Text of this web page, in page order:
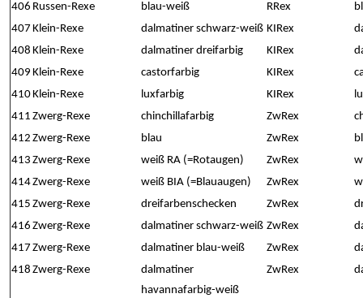
406 Russen-Rexe blau-weiß RRex
407 Klein-Rexe dalmatiner schwarz-weiß KIRex
408 Klein-Rexe dalmatiner dreifarbig KIRex
409 Klein-Rexe castorfarbig KIRex
410Klein-Rexe luxfarbig KIRex
411 Zwerg-Rexe chinchillafarbig ZwRex
412 Zwerg-Rexe blau ZwRex
413 Zwerg-Rexe weiß RA (=Rotaugen) ZwRex
414Zwerg-Rexe weiß BIA (=Blauaugen) ZwRex
415 Zwerg-Rexe dreifarbenschecken ZwRex
416 Zwerg-Rexe dalmatiner schwarz-weiß ZwRex
417 Zwerg-Rexe dalmatiner blau-weiß ZwRex
418 Zwerg-Rexe
dalmatiner
havannafarbig-weiß
ZwRex